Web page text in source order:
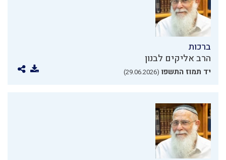
ברכות
הרב אליקים לבנון
יד תמוז התשפו (29.06.2026)